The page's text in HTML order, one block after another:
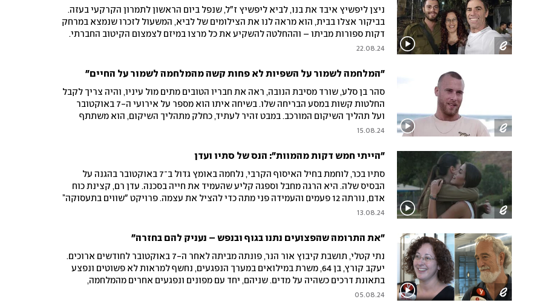
ניצן ליפשיץ איבד את בנו, לביא ליפשיץ ז"ל, שנפל ביום הראשון לתמרון הקרקעי בעזה.
בביקור אצלו בבית, הוא מראה לנו את הצילומים של לביא, המשעול לזכרו שנמצא במרחק
דקות ספורות מביתו – וההחלטה להשקיע את כל מרצו במיזם לצמצום הקיטוב החברתי.
ניצן משתתף בקורס יצירת התוכן במסגרת פרויקט "שווים בתעסוקה", כדי לרכוש כלים
22.08.24
"המלחמה לשמור על השפיות לא פחות קשה מהמלחמה לשמור על החיים"
סהר בן סלע, שורד מסיבת הנובה, ראה את חבריו הטובים מתים מול עיניו, והיה צריך לקבל
החלטות קשות במסע הבריחה שלו. בשיחה איתו הוא מספר על אירועי ה-7 באוקטובר
ועל תהליך השיקום המורכב. במבט זהיר לעתיד, כחלק מתהליך השיקום, הוא משתתף
בימים אלו בקורס יצירת תוכן במסגרת פרויקט "שווים בתעסוקה" של מפעל הפיס, קבוצת
15.08.24
"הייתי חמש דקות מהמוות": הנס של סתיו ועדן
סתיו בכר, לוחמת בחיל האיסוף הקרבי, נלחמה באומץ גדול ב־7 באוקטובר בהגנה על
הבסיס שלה. היא הרגה מחבל וספגה קליע שהעמיד את חייה בסכנה. עדן רם, קצינת כוח
אדם, נורתה 12 פעמים והעמידה פני מתה כדי להציל את עצמה. פרויקט "שווים בתעסוקה”
הפגיש בין שתי הגיבורות לשיחה על נסיבות הפציעה, השיקום שעברו והחברים הקרובים
13.08.24
"את התרומה שהפצועים נתנו בגוף ובנפש – נעניק להם בחזרה"
נתי קטלי, תושבת קיבוץ אור הנר, פונתה מביתה לאחר ה-7 באוקטובר לחודשים ארוכים.
יעקב קורץ, בן 64, משרת במילואים במערך הנפגעים, נחשף למראות לא פשוטים ונפצע
בתאונת דרכים כשהיה על מדים. שניהם, יחד עם מפונים ונפגעים אחרים מהמלחמה,
לוקחים חלק בקורס 'דאטה אנליסט' , המוענק כחלק מפרויקט 'שווים בתעסוקה', המציע
05.08.24